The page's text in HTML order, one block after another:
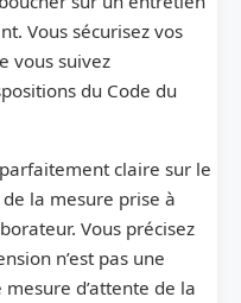
Vous sécurisez vos
vous suivez
du Code du
claire sur le
la mesure prise à
Vous précisez
n’est pas une
d’attente de la